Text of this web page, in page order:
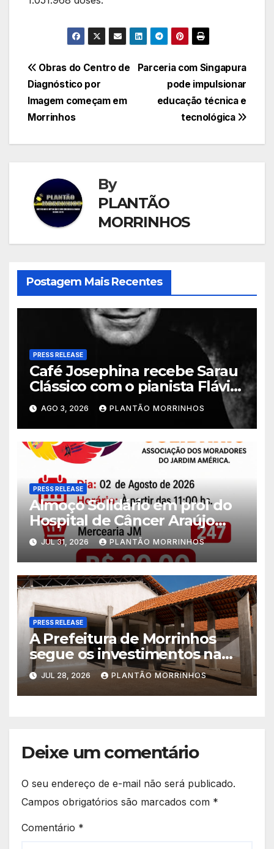
Navegação
de
Post
Parceria com Singapura
pode impulsionar
educação técnica e
tecnológica
Obras do Centro de
Diagnóstico por
Imagem começam em
Morrinhos
By
PLANTÃO
MORRINHOS
Postagem Mais Recentes
PRESS RELEASE
Café Josephina recebe Sarau
Clássico com o pianista Flávio
Varani nesta terça-feira
AGO 3, 2026 PLANTÃO MORRINHOS
PRESS RELEASE
Almoço Solidário em prol do
Hospital de Câncer Araújo
Jorge é realizado no Jardim
América
JUL 31, 2026 PLANTÃO MORRINHOS
PRESS RELEASE
A Prefeitura de Morrinhos
segue os investimentos na
educação. A obra da Escola
Municipal Eudóxio de
Figueiredo avança em ritmo
JUL 28, 2026 PLANTÃO MORRINHOS
Deixe um comentário
O seu endereço de e-mail não será publicado.
Campos obrigatórios são marcados com *
Comentário *